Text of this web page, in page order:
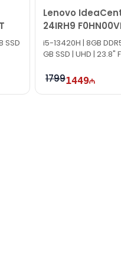
SSD
Lenovo
24IRH9
i5-13420H | 8GB
GB SSD | UHD | 23.8"
17991449